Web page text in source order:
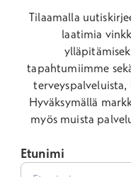
Tilaamalla
laatimia
tapahtumiimme
Hyväksymällä
myös muista
Etunimi